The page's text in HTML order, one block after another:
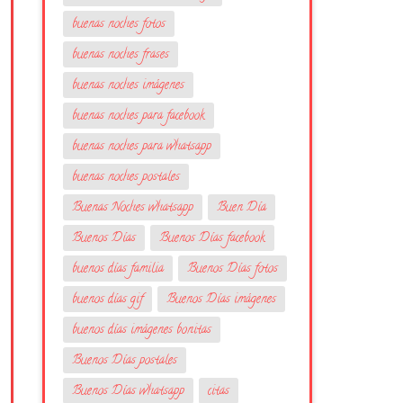
buenas noches fotos
buenas noches frases
buenas noches imágenes
buenas noches para facebook
buenas noches para whatsapp
buenas noches postales
Buenas Noches whatsapp
Buen Día
Buenos Días
Buenos Días facebook
buenos días familia
Buenos Días fotos
buenos días gif
Buenos Días imágenes
buenos días imágenes bonitas
Buenos Días postales
Buenos Días whatsapp
citas